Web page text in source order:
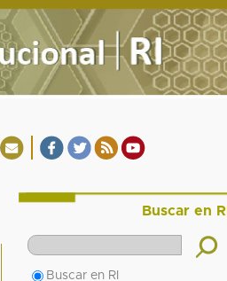
Buscar en RI
Buscar en RI